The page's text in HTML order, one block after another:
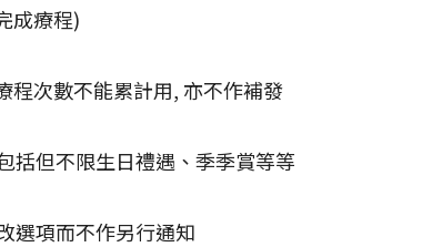
成療程)
程次數不能累計用, 亦不作補發
括但不限生日禮遇、季季賞等等
選項而不作另行通知